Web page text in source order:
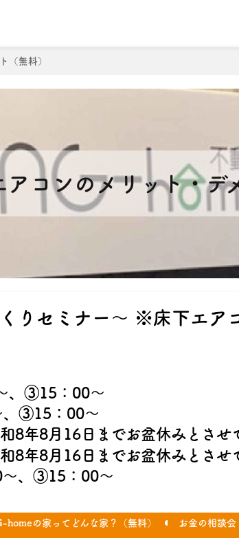
りの注文住宅について
（無料）
アコンのメリット・デ
りセミナー～ ※床下エア
、③15：00～
、③15：00～
8年8月16日までお盆休みとさせ
8年8月16日までお盆休みとさせ
、③15：00～
homeの家ってどんな家？（無料） お金の相談会